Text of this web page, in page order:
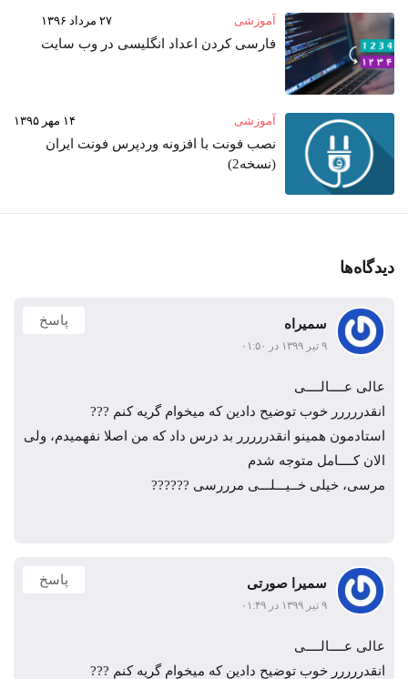
آموزشی ۲۷ مرداد ۱۳۹۶
فارسی کردن اعداد انگلیسی در وب‌ سایت
آموزشی ۱۴ مهر ۱۳۹۵
نصب فونت با افزونه وردپرس فونت ایران
(نسخه2)
دیدگاه‌ها
سمیراه
۹ تیر ۱۳۹۹ در ۰۱:۵۰
پاسخ
عالی عــــالــــی
انقدررررر خوب توضیح دادین که میخوام گریه کنم ???
استادمون همینو انقدررررر بد درس داد که من اصلا نفهمیدم، ولی
الان کــــامل متوجه شدم
مرسی، خیلی خــيـــلـــی مرررسی ??????
سمیرا صورتی
۹ تیر ۱۳۹۹ در ۰۱:۴۹
پاسخ
عالی عــــالــــی
انقدررررر خوب توضیح دادین که میخوام گریه کنم ???